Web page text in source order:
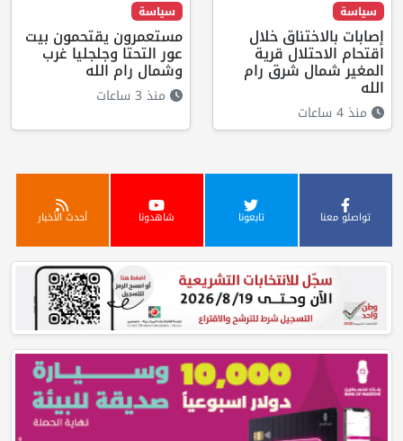
سياسة
إصابات بالاختناق خلال
اقتحام الاحتلال قرية
المغير شمال شرق رام
الله
منذ 4 ساعات
سياسة
مستعمرون يقتحمون بيت
عور التحتا وجلجليا غرب
وشمال رام الله
منذ 3 ساعات
تواصلو معنا تابعونا شاهدونا أحدث الأخبار